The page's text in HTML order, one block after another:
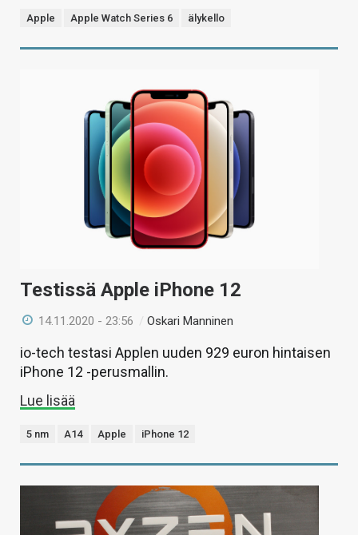
Apple Apple Watch Series 6 älykello
Testissä Apple iPhone 12
14.11.2020 - 23:56 /Oskari Manninen
io-tech testasi Applen uuden 929 euron hintaisen
iPhone 12 -perusmallin.
Lue lisää
5 nm A14 Apple iPhone 12